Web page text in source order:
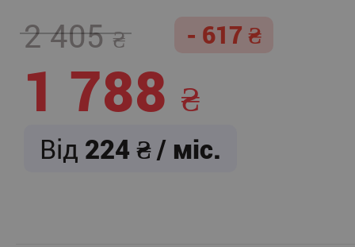
2 405 - 617
1 788
Від 224 / міс.